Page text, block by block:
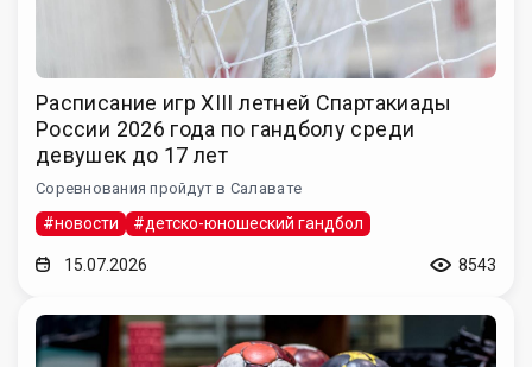
Расписание игр XIII летней Спартакиады
России 2026 года по гандболу среди
девушек до 17 лет
Соревнования пройдут в Салавате
#новости #детско-юношеский гандбол
15.07.2026 8543